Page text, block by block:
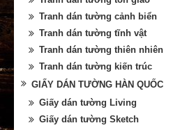
Tranh dán tường cảnh biển
Tranh dán tường tĩnh vật
Tranh dán tường thiên nhiên
Tranh dán tường kiến trúc
GIẤY DÁN TƯỜNG HÀN QUỐC
Giấy dán tường Living
Giấy dán tường Sketch